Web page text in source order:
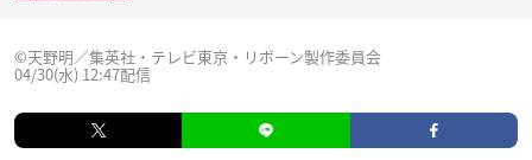
©︎天野明／集英社・テレビ東京・リボーン製作委員会
04/30(水) 12:47配信